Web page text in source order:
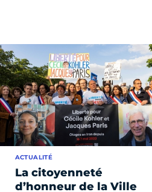
La citoyenneté
d’honneur de la Ville
ACTUALITÉ